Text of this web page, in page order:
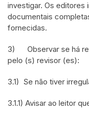
investigar. Os editores
documentais
fornecidas.
3) Observar se há
pelo (s) revisor (es):
3.1) Se não tiver
3.1.1) Avisar ao leitor